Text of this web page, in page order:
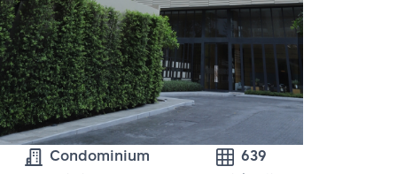
Condominium 639